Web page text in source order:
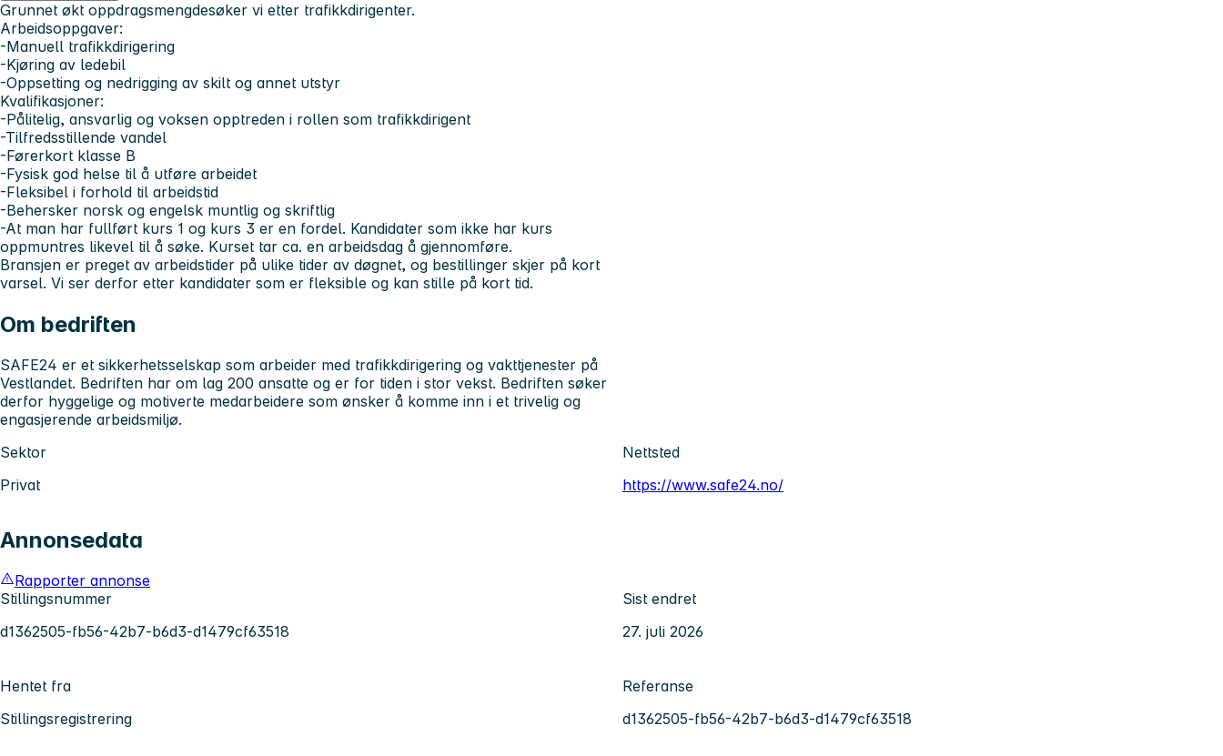
Grunnet økt oppdragsmengdesøker vi etter trafikkdirigenter.
Arbeidsoppgaver:
-Manuell trafikkdirigering
-Kjøring av ledebil
-Oppsetting og nedrigging av skilt og annet utstyr
Kvalifikasjoner:
-Pålitelig, ansvarlig og voksen opptreden i rollen som trafikkdirigent
-Tilfredsstillende vandel
-Førerkort klasse B
-Fysisk god helse til å utføre arbeidet
-Fleksibel i forhold til arbeidstid
-Behersker norsk og engelsk muntlig og skriftlig
-At man har fullført kurs 1 og kurs 3 er en fordel. Kandidater som ikke har kurs
oppmuntres likevel til å søke. Kurset tar ca. en arbeidsdag å gjennomføre.
Bransjen er preget av arbeidstider på ulike tider av døgnet, og bestillinger skjer på kort
varsel. Vi ser derfor etter kandidater som er fleksible og kan stille på kort tid.
Om bedriften
SAFE24 er et sikkerhetsselskap som arbeider med trafikkdirigering og vakttjenester på
Vestlandet. Bedriften har om lag 200 ansatte og er for tiden i stor vekst. Bedriften søker
derfor hyggelige og motiverte medarbeidere som ønsker å komme inn i et trivelig og
engasjerende arbeidsmiljø.
Sektor
Privat
Nettsted
https://www.safe24.no/
Annonsedata
Rapporter annonse
Stillingsnummer
d1362505-fb56-42b7-b6d3-d1479cf63518
Sist endret
27. juli 2026
Hentet fra
Stillingsregistrering
Referanse
d1362505-fb56-42b7-b6d3-d1479cf63518